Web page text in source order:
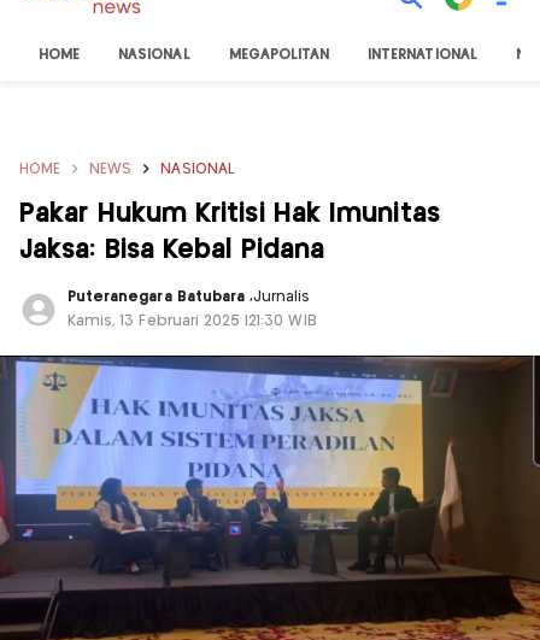
HOME NASIONAL MEGAPOLITAN INTERNATIONAL
HOME NEWS NASIONAL
Pakar Hukum Kritisi Hak Imunitas
Jaksa: Bisa Kebal Pidana
Puteranegara Batubara,Jurnalis
Kamis, 13 Februari 2025 |21:30 WIB